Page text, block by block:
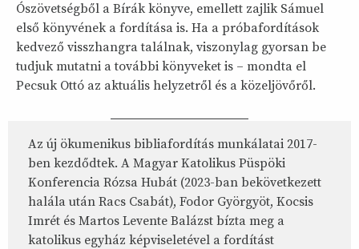
Ószövetségből a Bírák könyve, emellett zajlik Sámuel
első könyvének a fordítása is. Ha a próbafordítások
kedvező visszhangra találnak, viszonylag gyorsan be
tudjuk mutatni a további könyveket is – mondta el
Pecsuk Ottó az aktuális helyzetről és a közeljövőről.
Az új ökumenikus bibliafordítás munkálatai 2017-
ben kezdődtek. A Magyar Katolikus Püspöki
Konferencia Rózsa Hubát (2023-ban bekövetkezett
halála után Racs Csabát), Fodor Györgyöt, Kocsis
Imrét és Martos Levente Balázst bízta meg a
katolikus egyház képviseletével a fordítást